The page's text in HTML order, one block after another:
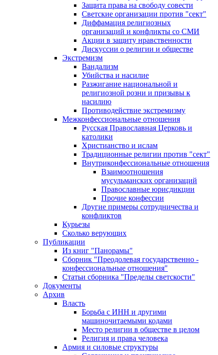
Защита права на свободу совести
Светские организации против "сект"
Диффамация религиозных
организаций и конфликты со СМИ
Акции в защиту нравственности
Дискуссии о религии и обществе
Экстремизм
Вандализм
Убийства и насилие
Разжигание национальной и
религиозной розни и призывы к
насилию
Противодействие экстремизму
Межконфессиональные отношения
Русская Православная Церковь и
католики
Христианство и ислам
Традиционные религии против "сект"
Внутриконфессиональные отношения
Взаимоотношения
мусульманских организаций
Православные юрисдикции
Прочие конфессии
Другие примеры сотрудничества и
конфликтов
Курьезы
Сколько верующих
Публикации
Из книг "Панорамы"
Сборник "Преодолевая государственно -
конфессиональные отношения"
Статьи сборника "Пределы светскости"
Документы
Архив
Власть
Борьба с ИНН и другими
машиночитаемыми кодами
Место религии в обществе в целом
Религия и права человека
Армия и силовые структуры